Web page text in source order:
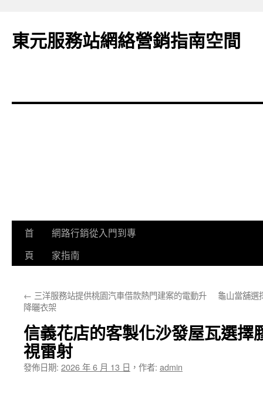
東元服務站網絡營銷指南空間
跳
要
容
首
頁
網路行銷從入門到專
家指南
← 三洋服務站提供桃園汽車借款熱門建案的電動升
降曬衣架
龜山當舖選
信義花店的客製化沙發屋瓦選擇
視雷射
發佈日期: 2026 年 6 月 13 日 ， 作者: admin